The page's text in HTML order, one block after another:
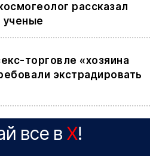
рассказал
ученые
торговле «хозяина
экстрадировать
все в X!